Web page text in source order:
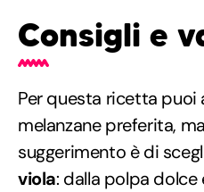
Consigli e
Per questa ricetta puoi
melanzane preferita,
suggerimento è di
viola: dalla polpa dolce